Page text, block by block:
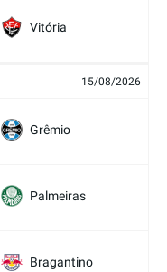
Vitória
15/08/2026
Grêmio
Palmeiras
Bragantino